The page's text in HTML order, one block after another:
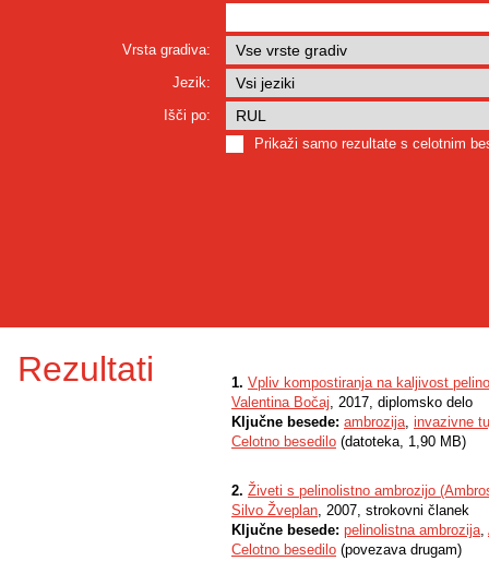
Vrsta gradiva:
Jezik:
Išči po:
Prikaži samo rezultate s celotnim
Rezultati 1. Vpliv kompostiranja na kaljivost
Valentina Bočaj, 2017, diplomsko delo
Ključne besede: ambrozija, invazivne
Celotno besedilo (datoteka, 1,90 MB)
2. Živeti s pelinolistno ambrozijo
Silvo Žveplan, 2007, strokovni članek
Ključne besede: pelinolistna ambrozija,
Celotno besedilo (povezava drugam)